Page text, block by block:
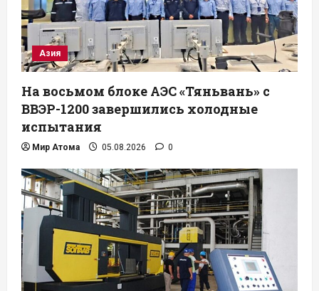
Азия
На восьмом блоке АЭС «Тяньвань» с
ВВЭР-1200 завершились холодные
испытания
Мир Атома 05.08.2026 0